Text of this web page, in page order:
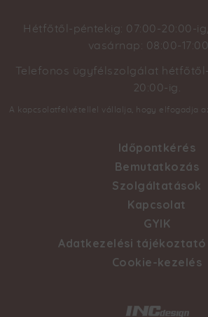
Hétfőtől-péntekig: 07:00-20:00-
vasárnap: 08:00-
Telefonos ügyfélszolgálat
20:00-ig.
A kapcsolatfelvétellel vállalja, hogy elfogadja
Időpontkérés
Bemutatkozás
Szolgáltatások
Kapcsolat
GYIK
Adatkezelési tájékoztató
Cookie-kezelés